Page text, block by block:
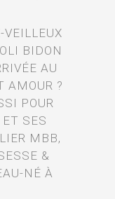
VEILLEUX
BIDON
AU
AMOUR ?
POUR
SES
MBB,
&
NÉ À